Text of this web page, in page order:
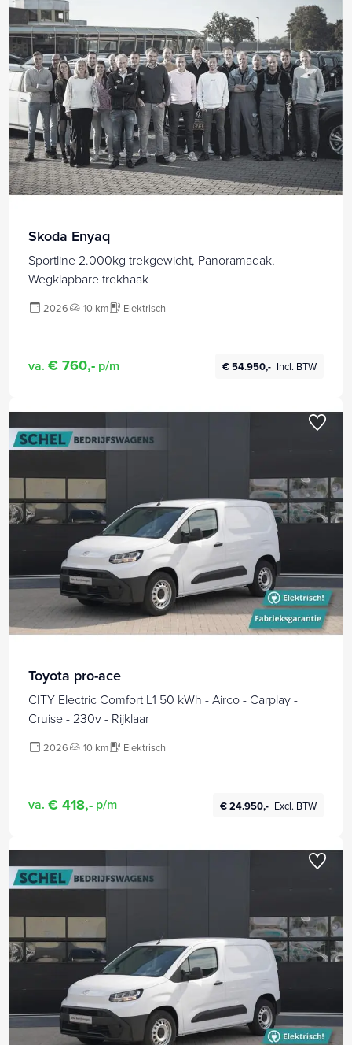
Skoda Enyaq
Sportline 2.000kg trekgewicht, Panoramadak,
Wegklapbare trekhaak
2026 10 km Elektrisch
va. € 760,- p/m € 54.950,- Incl. BTW
Toyota pro-ace
CITY Electric Comfort L1 50 kWh - Airco - Carplay -
Cruise - 230v - Rijklaar
2026 10 km Elektrisch
va. € 418,- p/m € 24.950,- Excl. BTW